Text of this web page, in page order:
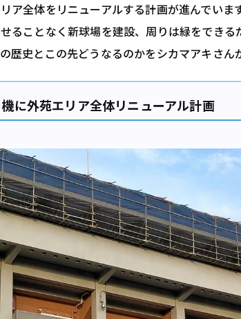
ア全体をリニューアルする計画が進んでいま
ることなく新球場を建設、周りは緑をできる
歴史とこの先どうなるのかをシカマアキさん
に外苑エリア全体リニューアル計画